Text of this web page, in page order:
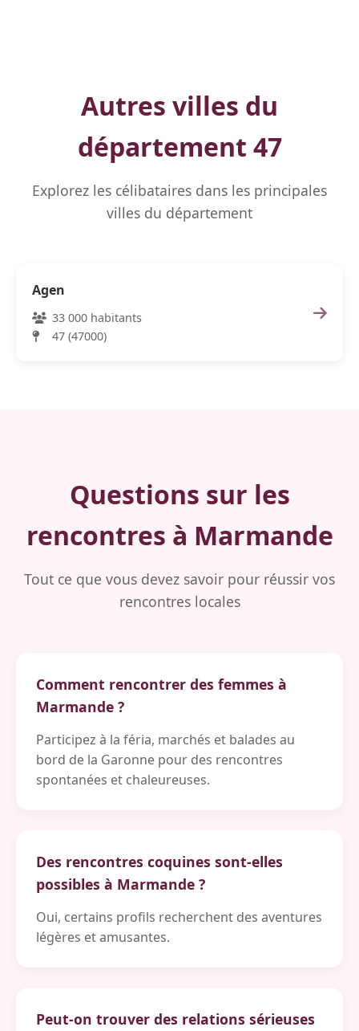
Autres villes du
département 47
Explorez les célibataires dans les principales
villes du département
Agen
33 000 habitants
47 (47000)
Questions sur les
rencontres à Marmande
Tout ce que vous devez savoir pour réussir vos
rencontres locales
Comment rencontrer des femmes à
Marmande ?
Participez à la féria, marchés et balades au
bord de la Garonne pour des rencontres
spontanées et chaleureuses.
Des rencontres coquines sont-elles
possibles à Marmande ?
Oui, certains profils recherchent des aventures
légères et amusantes.
Peut-on trouver des relations sérieuses